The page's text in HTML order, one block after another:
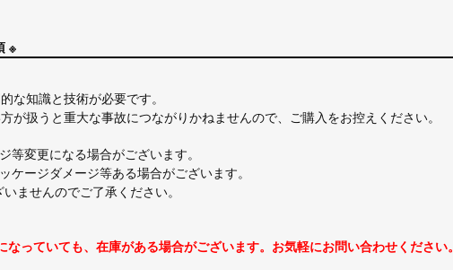
※
な知識と技術が必要です。
が扱うと重大な事故につながりかねませんので、ご購入をお控えください。
等変更になる場合がございます。
ケージダメージ等ある場合がございます。
ませんのでご了承ください。
なっていても、在庫がある場合がございます。お気軽にお問い合わせください。